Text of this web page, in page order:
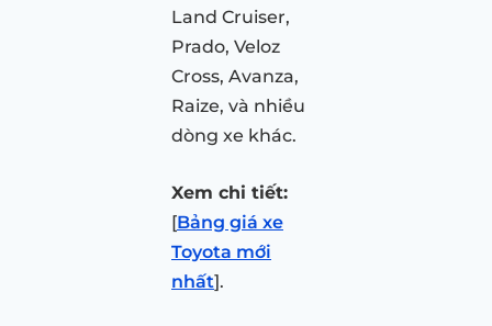
Land Cruiser,
Prado, Veloz
Cross, Avanza,
Raize, và nhiều
dòng xe khác.
Xem chi tiết:
[Bảng giá xe
Toyota mới
nhất].